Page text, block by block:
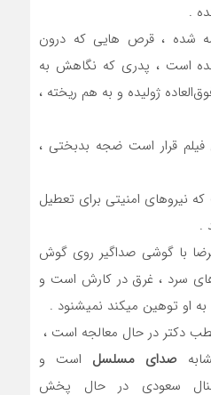
.
شده ، قرص هایی که درون
شده است ، پدری که نگاهش به
ژولیده و به هم ریخته ،
قرار است ضجه بدبختی ،
نیروهای امنیتی برای تعطیل
.
با گوشی صداگیر روی گوش
سرد ، غرق در کارش است و
او توهین میکند نمیشنود .
دکتر در حال معالجه است ،
صدای مسلسل است و
سعودی در حال پخش